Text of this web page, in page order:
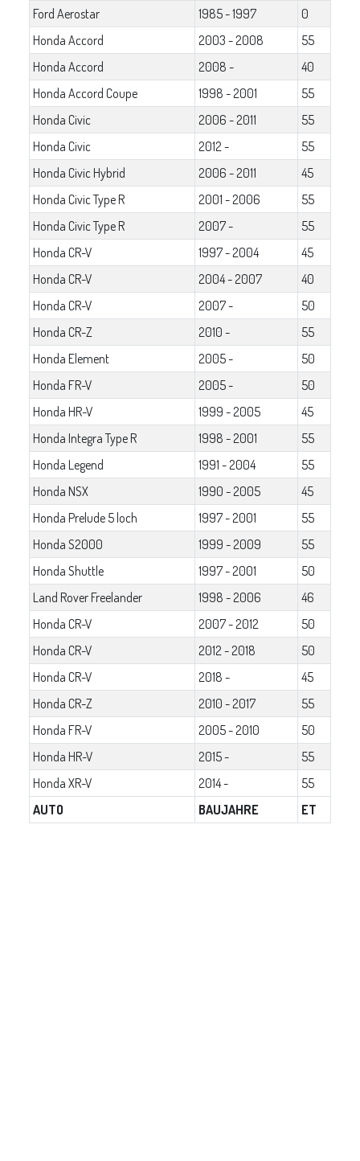
Ford Aerostar
1985 - 1997
0
Honda Accord
2003 - 2008
55
Honda Accord
2008 -
40
Honda Accord Coupe
1998 - 2001
55
Honda Civic
2006 - 2011
55
Honda Civic
2012 -
55
Honda Civic Hybrid
2006 - 2011
45
Honda Civic Type R
2001 - 2006
55
Honda Civic Type R
2007 -
55
Honda CR-V
1997 - 2004
45
Honda CR-V
2004 - 2007
40
Honda CR-V
2007 -
50
Honda CR-Z
2010 -
55
Honda Element
2005 -
50
Honda FR-V
2005 -
50
Honda HR-V
1999 - 2005
45
Honda Integra Type R
1998 - 2001
55
Honda Legend
1991 - 2004
55
Honda NSX
1990 - 2005
45
Honda Prelude 5 loch
1997 - 2001
55
Honda S2000
1999 - 2009
55
Honda Shuttle
1997 - 2001
50
Land Rover Freelander
1998 - 2006
46
Honda CR-V
2007 - 2012
50
Honda CR-V
2012 - 2018
50
Honda CR-V
2018 -
45
Honda CR-Z
2010 - 2017
55
Honda FR-V
2005 - 2010
50
Honda HR-V
2015 -
55
Honda XR-V
2014 -
55
AUTO
BAUJAHRE ET